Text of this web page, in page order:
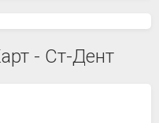
- Ст-Дент